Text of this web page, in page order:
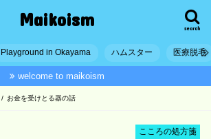
Maikoism search
Playground in Okayama ハムスター 医療脱毛
welcome to maikoism
お金を受けとる器の話
こころの処方箋